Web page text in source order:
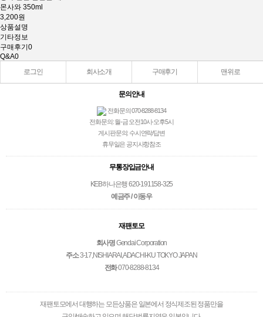
몬사와 350ml
3,200원
상품설명
기타정보
구매후기 0
Q&A0
로그인
회사소개 구매후기 맨위로
문의안내
전화문의 070-8288-8134
전화문의: 월-금 오전10시-오후5시
게시판문의: 수시연락/답변
휴무일은 공지사항참조
무통장입금안내
KEB하나은행 620-191158-325
예금주 / 이동우
재팬토모
회사명Gendai Corporation
주소3-17,NISHIARAI,ADACHI-KU TOKYO JAPAN
전화070-8288-8134
재팬토모에서 대행하는 모든상품은 일본에서 정식제조된 정품만을